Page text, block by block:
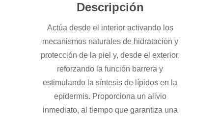
Descripción
Actúa desde el interior activando los
mecanismos naturales de hidratación y
protección de la piel y, desde el exterior,
reforzando la función barrera y
estimulando la síntesis de lípidos en la
epidermis. Proporciona un alivio
inmediato, al tiempo que garantiza una